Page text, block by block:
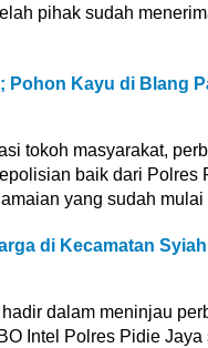
pihak sudah
Pohon Kayu di Blang
tokoh masyarakat,
baik dari Polres
yang sudah mulai
di Kecamatan
dalam meninjau
Intel Polres Pidie